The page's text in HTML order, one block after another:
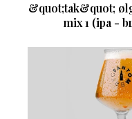
&quot;tak&quot;
mix 1 (ipa -